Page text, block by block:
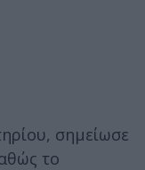
σημείωσε
το